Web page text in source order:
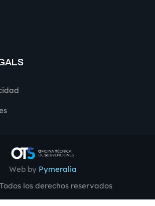
Web by Pymeralia
los derechos reservados